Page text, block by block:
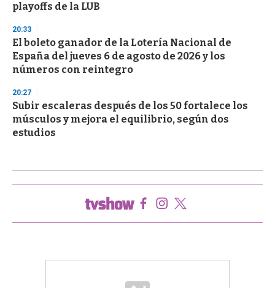
playoffs de la LUB
20:33
El boleto ganador de la Lotería Nacional de
España del jueves 6 de agosto de 2026 y los
números con reintegro
20:27
Subir escaleras después de los 50 fortalece los
músculos y mejora el equilibrio, según dos
estudios